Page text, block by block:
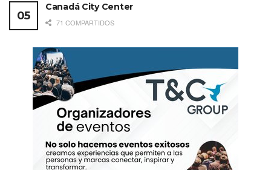
Canadá City Center
71 COMPARTIDOS